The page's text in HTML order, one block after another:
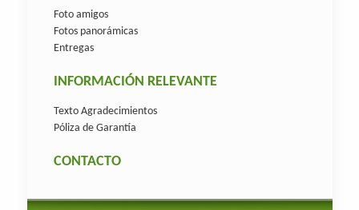
Foto amigos
Fotos panorámicas
Entregas
INFORMACIÓN RELEVANTE
Texto Agradecimientos
Póliza de Garantía
CONTACTO